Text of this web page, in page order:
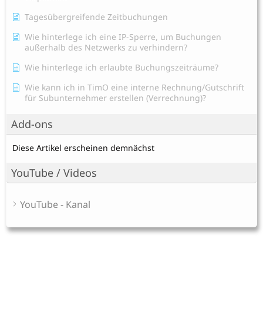
Tagesübergreifende Zeitbuchungen
Wie hinterlege ich eine IP-Sperre, um Buchungen
außerhalb des Netzwerks zu verhindern?
Wie hinterlege ich erlaubte Buchungszeiträume?
Wie kann ich in TimO eine interne Rechnung/Gutschrift
für Subunternehmer erstellen (Verrechnung)?
Add-ons
Diese Artikel erscheinen demnächst
YouTube / Videos
YouTube - Kanal